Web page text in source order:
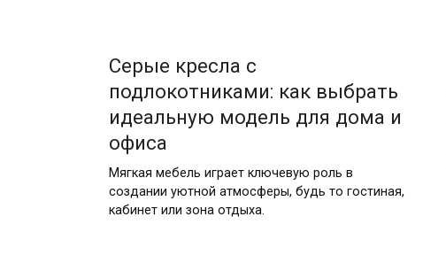
Серые кресла с
подлокотниками: как выбрать
идеальную модель для дома и
офиса
Мягкая мебель играет ключевую роль в
создании уютной атмосферы, будь то гостиная,
кабинет или зона отдыха.